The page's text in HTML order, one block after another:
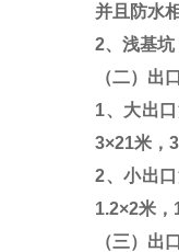
并且防水
2、浅基
（二）出
1、大出
3×21米，3
2、小出
1.2×2米，
（三）出